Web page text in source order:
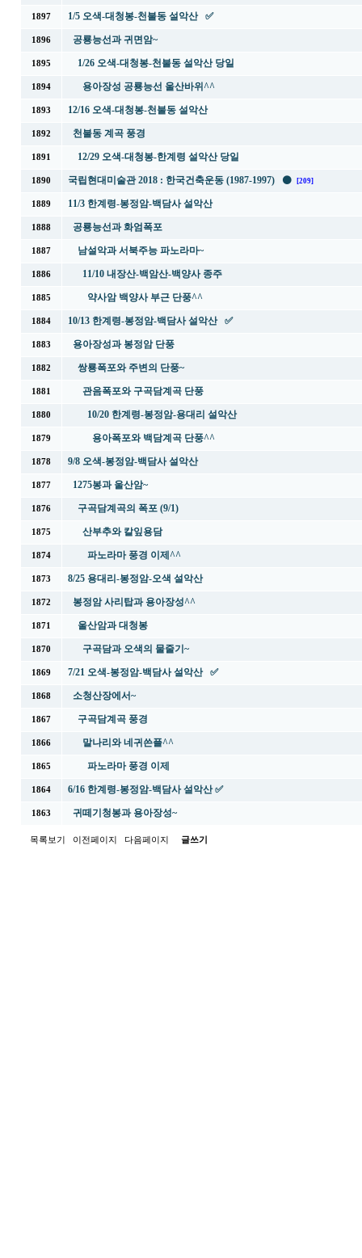
1897 1/5 오색-대청봉-천불동 설악산 ✅
1896 공룡능선과 귀면암~
1895 1/26 오색-대청봉-천불동 설악산 당일
1894 용아장성 공룡능선 울산바위^^
1893 12/16 오색-대청봉-천불동 설악산
1892 천불동 계곡 풍경
1891 12/29 오색-대청봉-한계령 설악산 당일
1890 국립현대미술관 2018 : 한국건축운동 (1987-1997) ⚫ [209]
1889 11/3 한계령-봉정암-백담사 설악산
1888 공룡능선과 화엄폭포
1887 남설악과 서북주능 파노라마~
1886 11/10 내장산-백암산-백양사 종주
1885 약사암 백양사 부근 단풍^^
1884 10/13 한계령-봉정암-백담사 설악산 ✅
1883 용아장성과 봉정암 단풍
1882 쌍룡폭포와 주변의 단풍~
1881 관음폭포와 구곡담계곡 단풍
1880 10/20 한계령-봉정암-용대리 설악산
1879 용아폭포와 백담계곡 단풍^^
1878 9/8 오색-봉정암-백담사 설악산
1877 1275봉과 울산암~
1876 구곡담계곡의 폭포 (9/1)
1875 산부추와 칼잎용담
1874 파노라마 풍경 이제^^
1873 8/25 용대리-봉정암-오색 설악산
1872 봉정암 사리탑과 용아장성^^
1871 울산암과 대청봉
1870 구곡담과 오색의 물줄기~
1869 7/21 오색-봉정암-백담사 설악산 ✅
1868 소청산장에서~
1867 구곡담계곡 풍경
1866 말나리와 네귀쓴플^^
1865 파노라마 풍경 이제
1864 6/16 한계령-봉정암-백담사 설악산 ✅
1863 귀떼기청봉과 용아장성~
목록보기 이전페이지 다음페이지 글쓰기